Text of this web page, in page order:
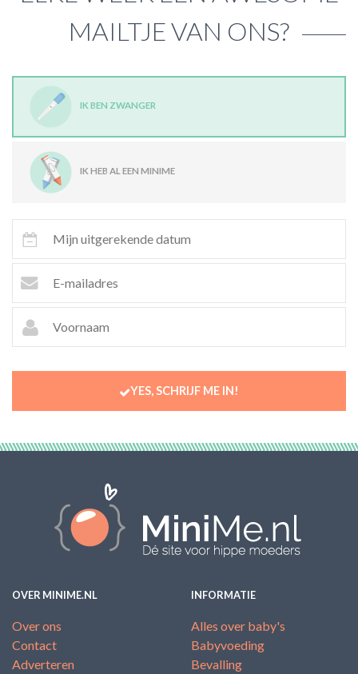
MAILTJE VAN ONS?
IK BEN ZWANGER
IK HEB AL EEN MINIME
YES, SCHRIJF ME IN!
OVER MINIME.NL
Over ons
Contact
Adverteren
INFORMATIE
Alles over baby's
Babyvoeding
Bevalling